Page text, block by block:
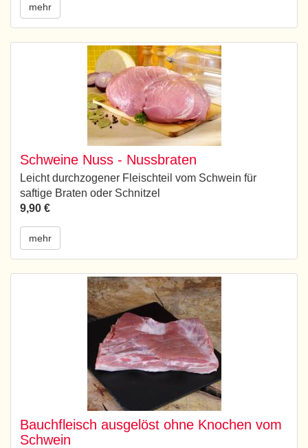
mehr
Schweine Nuss - Nussbraten
Leicht durchzogener Fleischteil vom Schwein für
saftige Braten oder Schnitzel
9,90 €
mehr
Bauchfleisch ausgelöst ohne Knochen vom
Schwein